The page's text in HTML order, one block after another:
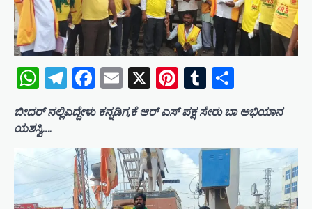
WhatsApp
Telegram
Facebook
Email
X Pinterest
Tumblr
ಬೀದರ್ ನಲ್ಲಿಎದ್ದೇಳು ಕನ್ನಡಿಗ,ಕೆ ಆರ್ ಎಸ್ ಪಕ್ಷ ಸೇರು ಬಾ ಅಭಿಯಾನ
ಯಶಸ್ವಿ….